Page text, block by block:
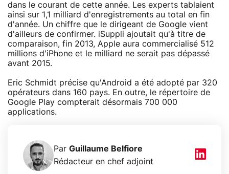
dans le courant de cette année. Les experts tablaient
ainsi sur 1,1 milliard d'enregistrements au total en fin
d'année. Un chiffre que le dirigeant de Google vient
d'ailleurs de confirmer. iSuppli ajoutait qu'à titre de
comparaison, fin 2013, Apple aura commercialisé 512
millions d'iPhone et le milliard ne serait pas dépassé
avant 2015.
Eric Schmidt précise qu'Android a été adopté par 320
opérateurs dans 160 pays. En outre, le répertoire de
Google Play compterait désormais 700 000
applications.
Par Guillaume Belfiore
Rédacteur en chef adjoint